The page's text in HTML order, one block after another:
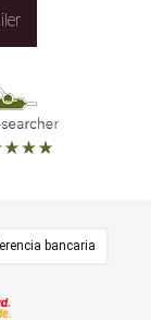
bancaria